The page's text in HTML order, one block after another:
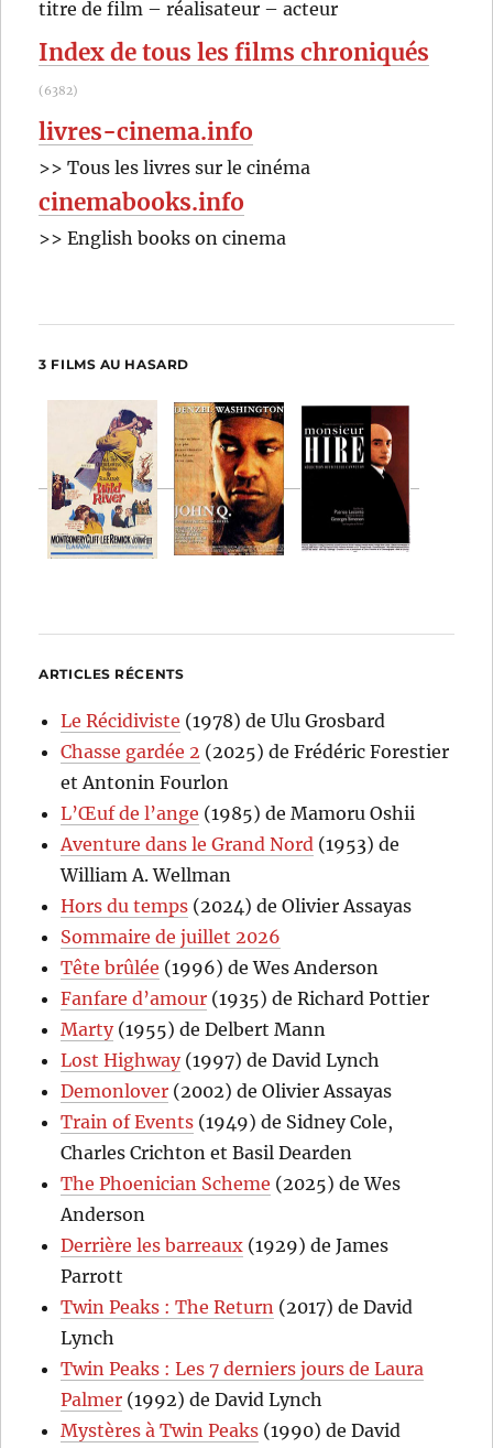
:
titre de film – réalisateur – acteur
Index de tous les films chroniqués
(6382)
livres-cinema.info
>> Tous les livres sur le cinéma
cinemabooks.info
>> English books on cinema
3 FILMS AU HASARD
ARTICLES RÉCENTS
Le Récidiviste (1978) de Ulu Grosbard
Chasse gardée 2 (2025) de Frédéric Forestier
et Antonin Fourlon
L’Œuf de l’ange (1985) de Mamoru Oshii
Aventure dans le Grand Nord (1953) de
William A. Wellman
Hors du temps (2024) de Olivier Assayas
Sommaire de juillet 2026
Tête brûlée (1996) de Wes Anderson
Fanfare d’amour (1935) de Richard Pottier
Marty(1955) de Delbert Mann
Lost Highway(1997) de David Lynch
Demonlover (2002) de Olivier Assayas
Train of Events (1949) de Sidney Cole,
Charles Crichton et Basil Dearden
The Phoenician Scheme (2025) de Wes
Anderson
Derrière les barreaux (1929) de James
Parrott
Twin Peaks : The Return (2017) de David
Lynch
Twin Peaks : Les 7 derniers jours de Laura
Palmer (1992) de David Lynch
Mystères à Twin Peaks (1990) de David